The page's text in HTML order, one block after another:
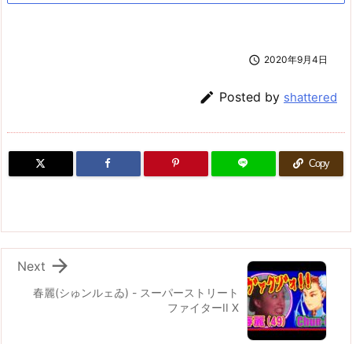
 2020年9月4日
 Posted by shattered
Copy
春麗(シゅンルェゐ) - スーパーストリート
ファイターII X

Next